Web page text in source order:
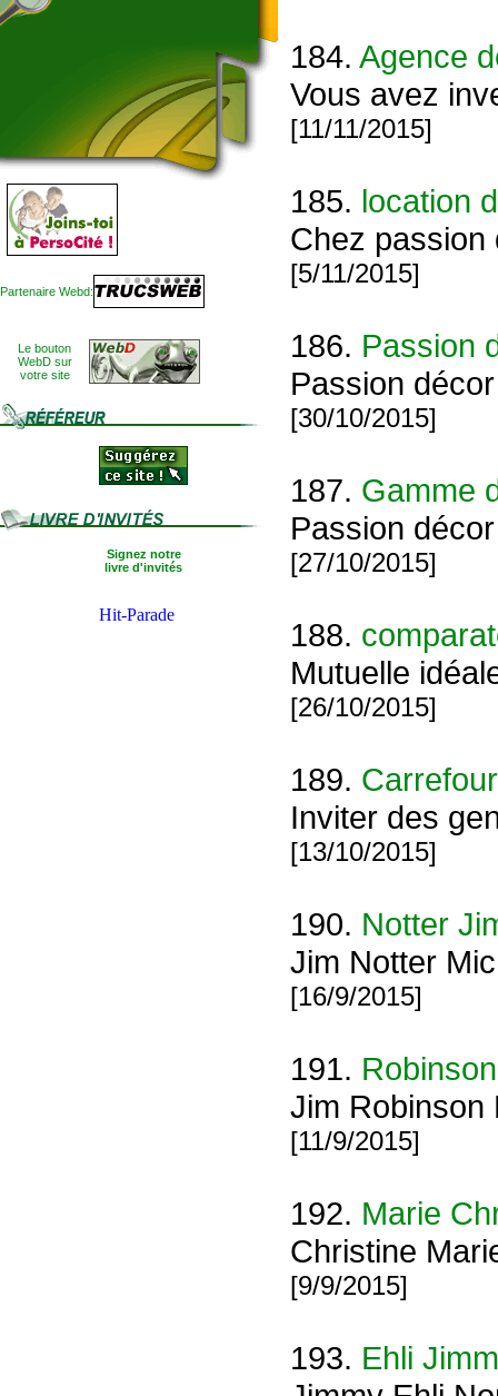
Partenaire Webd:
Le bouton
WebD sur
votre site
Signez notre
livre d'invités
184. Agence
Vous avez
[11/11/2015]
185. location
Chez passion
[5/11/2015]
186. Passion
Passion
[30/10/2015]
187. Gamme
Passion
[27/10/2015]
188.
Mutuelle
[26/10/2015]
189.
Inviter des
[13/10/2015]
190. Notter
Jim Notter
[16/9/2015]
191.
Jim Robinson
[11/9/2015]
192. Marie
Christine
[9/9/2015]
193. Ehli